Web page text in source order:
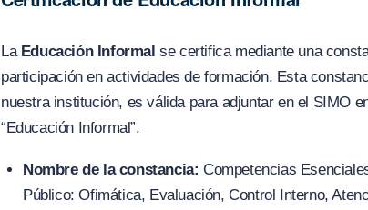
La Educación Informal se certifica mediante una
participación en actividades de formación. Esta
nuestra institución, es válida para adjuntar en el SIMO
“Educación Informal”.
Nombre de la constancia: Competencias
Público: Ofimática, Evaluación, Control Interno,